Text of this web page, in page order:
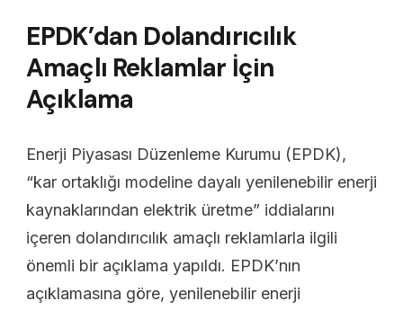
EPDK’dan Dolandırıcılık
Amaçlı Reklamlar İçin
Açıklama
Enerji Piyasası Düzenleme Kurumu (EPDK),
“kar ortaklığı modeline dayalı yenilenebilir enerji
kaynaklarından elektrik üretme” iddialarını
içeren dolandırıcılık amaçlı reklamlarla ilgili
önemli bir açıklama yapıldı. EPDK’nın
açıklamasına göre, yenilenebilir enerji